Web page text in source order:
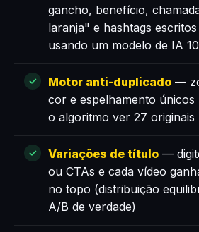
gancho, benefício,
laranja" e hashtags
usando um modelo de IA
Motor anti-duplicado —
cor e espelhamento
o algoritmo ver 27 originais
Variações de título —
ou CTAs e cada vídeo
no topo (distribuição
A/B de verdade)